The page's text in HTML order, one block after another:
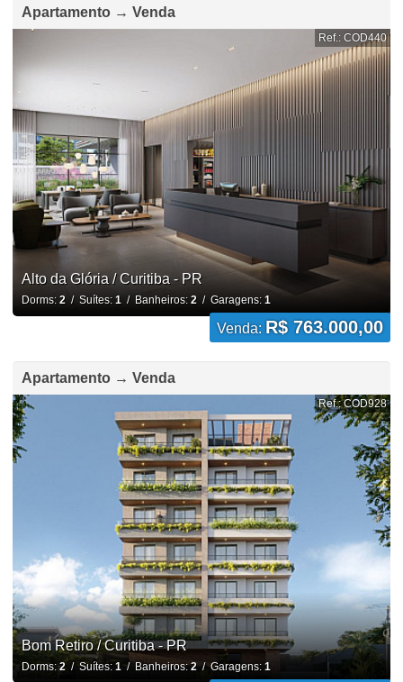
Apartamento → Venda
Ref.: COD440
Alto da Glória / Curitiba - PR
Dorms: 2/ Suítes: 1/ Banheiros: 2/ Garagens: 1
Venda: R$ 763.000,00
Apartamento → Venda
Ref.: COD928
Bom Retiro / Curitiba - PR
Dorms:2/ Suítes: 1/ Banheiros:2/ Garagens: 1